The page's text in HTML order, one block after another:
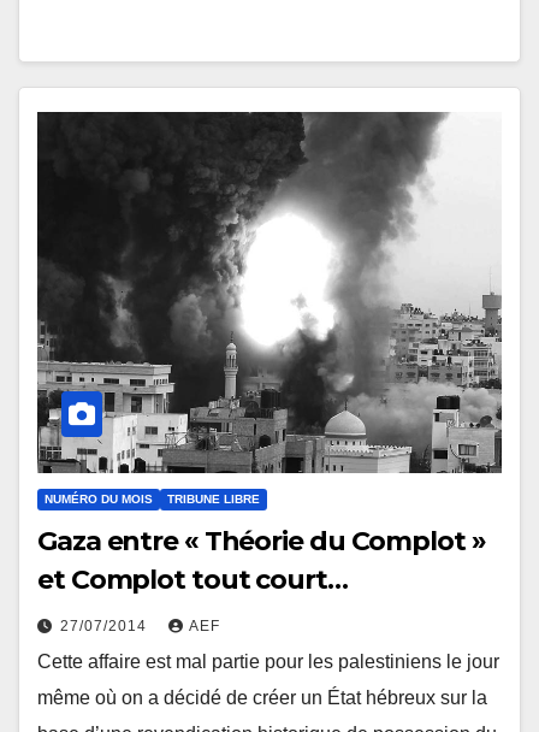
NUMÉRO DU MOIS TRIBUNE LIBRE
Gaza entre « Théorie du Complot »
et Complot tout court…
27/07/2014 AEF
Cette affaire est mal partie pour les palestiniens le jour
même où on a décidé de créer un État hébreux sur la